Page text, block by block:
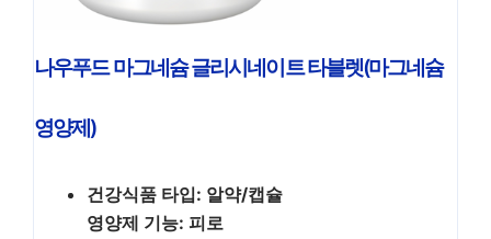
나우푸드 마그네슘 글리시네이트 타블렛(마그네슘
영양제)
건강식품 타입: 알약/캡슐
영양제 기능: 피로